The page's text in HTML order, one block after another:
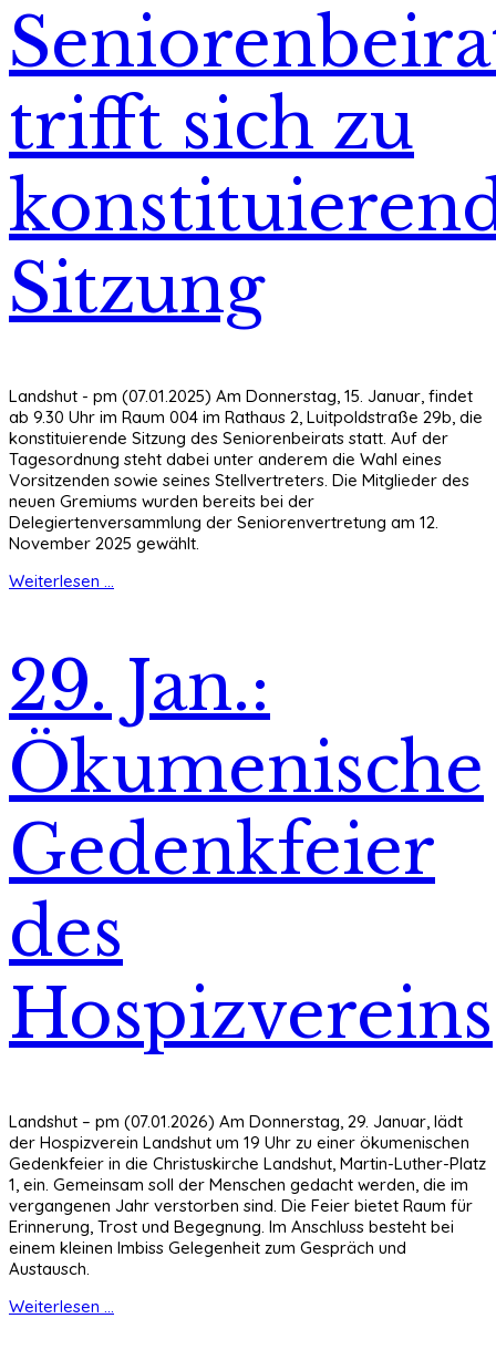
trifft sich zu
Sitzung
Landshut - pm (07.01.2025) Am Donnerstag, 15. Januar, findet
ab 9.30 Uhr im Raum 004 im Rathaus 2, Luitpoldstraße 29b, die
konstituierende Sitzung des Seniorenbeirats statt. Auf der
Tagesordnung steht dabei unter anderem die Wahl eines
Vorsitzenden sowie seines Stellvertreters. Die Mitglieder des
neuen Gremiums wurden bereits bei der
Delegiertenversammlung der Seniorenvertretung am 12.
November 2025 gewählt.
Weiterlesen ...
29. Jan.:
Ökumenische
Gedenkfeier
des
Hospizvereins
Landshut – pm (07.01.2026) Am Donnerstag, 29. Januar, lädt
der Hospizverein Landshut um 19 Uhr zu einer ökumenischen
Gedenkfeier in die Christuskirche Landshut, Martin-Luther-Platz
1, ein. Gemeinsam soll der Menschen gedacht werden, die im
vergangenen Jahr verstorben sind. Die Feier bietet Raum für
Erinnerung, Trost und Begegnung. Im Anschluss besteht bei
einem kleinen Imbiss Gelegenheit zum Gespräch und
Austausch.
Weiterlesen ...